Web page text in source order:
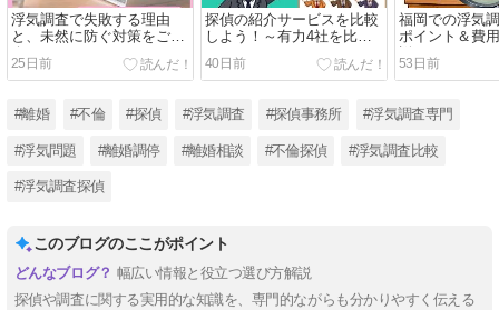
浮気調査で失敗する理由
と、未然に防ぐ対策をご紹
25日前
探偵の紹介サービスを比較
しよう！～有力4社を比較
40日前
福岡での浮気
ポイント＆費
53日前
#離婚 #不倫 #探偵 #浮気調査 #探偵事務所 #浮気調査専門
#浮気問題 #離婚調停 #離婚相談 #不倫探偵 #浮気調査比較
#浮気調査探偵
このブログのここがポイント
幅広い情報と役立つ選び方解説
探偵や調査に関する実用的な知識を、専門的ながらも分かりやすく伝える